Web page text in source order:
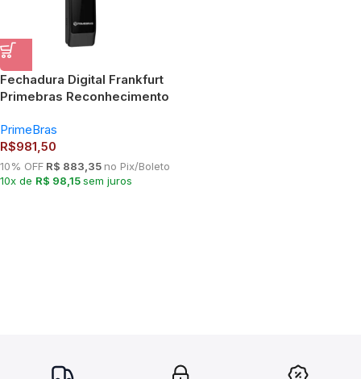
Fechadura Digital Frankfurt
Primebras Reconhecimento
PrimeBras
R$981,50
10% OFF R$ 883,35 no Pix/Boleto
10x de R$ 98,15sem juros